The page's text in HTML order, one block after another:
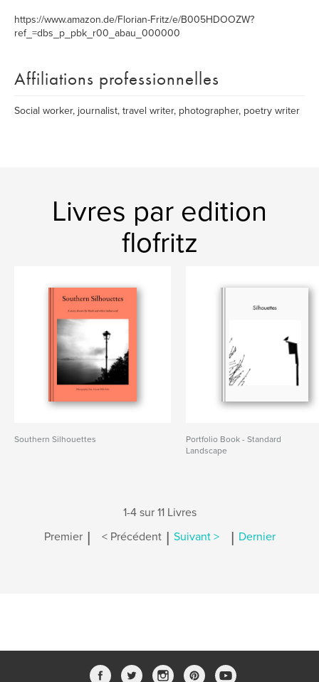
https://www.amazon.de/Florian-Fritz/e/B005HDOOZW?
ref_=dbs_p_pbk_r00_abau_000000
Affiliations professionnelles
Social worker, journalist, travel writer, photographer, poetry writer
Livres par edition
flofritz
Southern Silhouettes
Portfolio Book - Standard
Landscape
1-4 sur 11 Livres
Premier | < Précédent | Suivant > | Dernier